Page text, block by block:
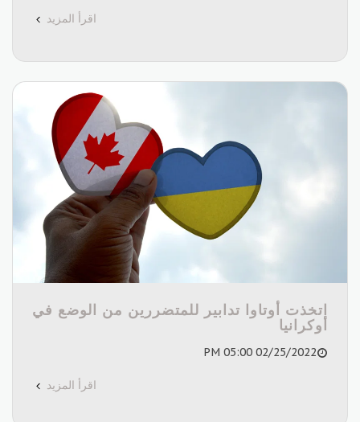
اقرأ المزيد
اتخذت أوتاوا تدابير للمتضررين من الوضع في
أوكرانيا
02/25/2022 05:00 PM
اقرأ المزيد